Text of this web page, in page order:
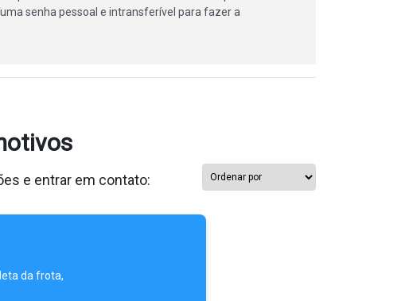
senha pessoal e intransferível para fazer a
e entrar em contato:
da frota,